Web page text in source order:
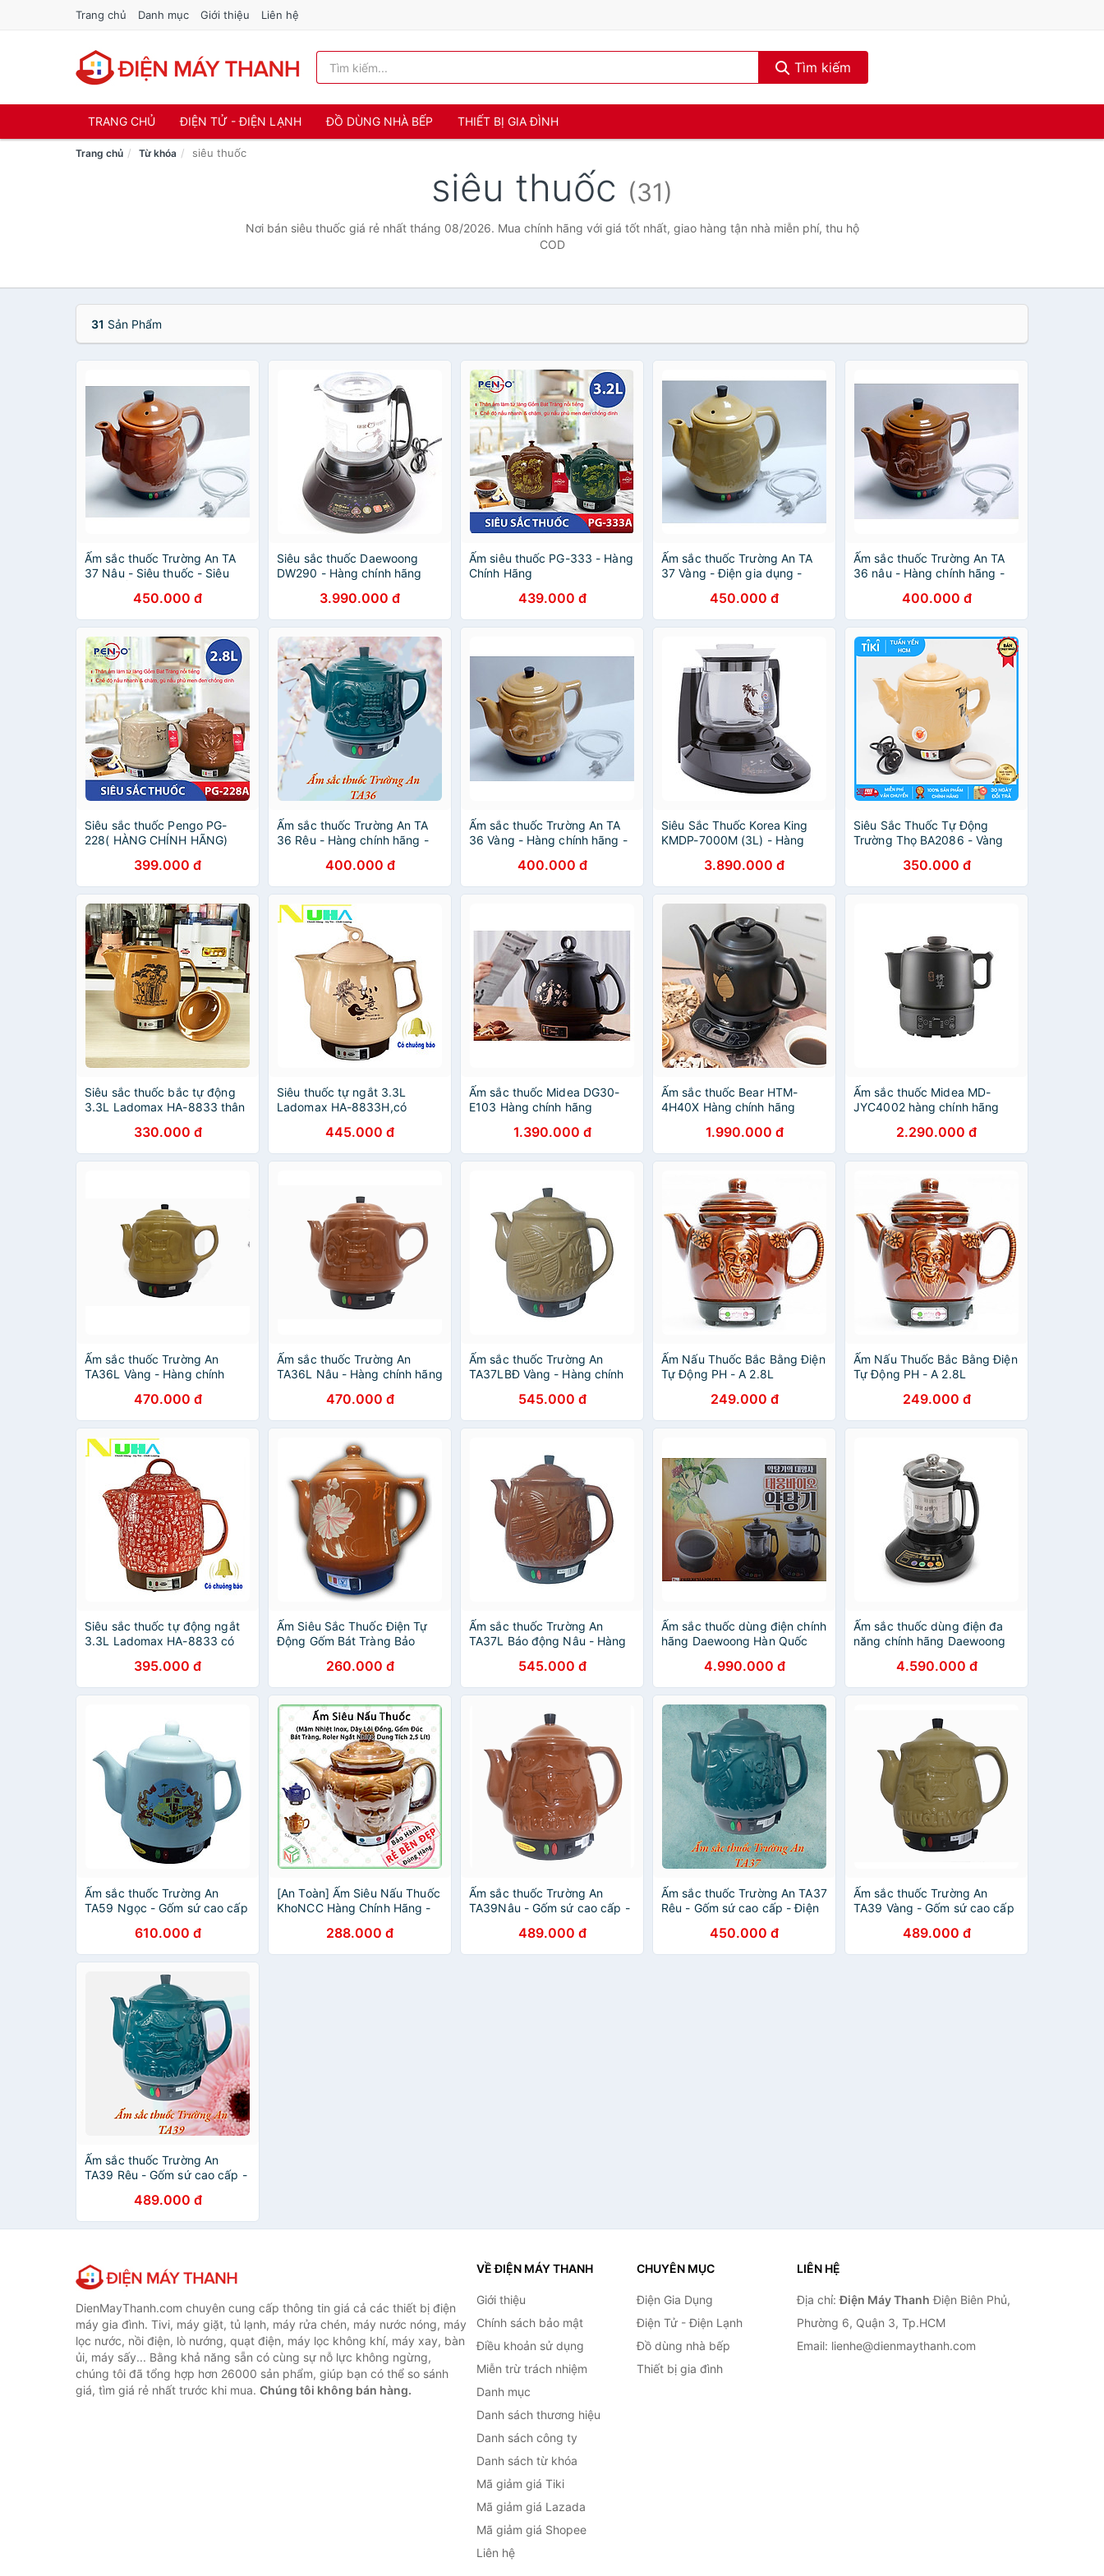
Trang chủ Danh mục Giới thiệu Liên hệ
Tìm kiếm
TRANG CHỦ ĐIỆN TỬ - ĐIỆN LẠNH ĐỒ DÙNG NHÀ BẾP THIẾT BỊ GIA ĐÌNH
Trang chủ Từ khóa siêu thuốc
siêu thuốc (31)
Nơi bán siêu thuốc giá rẻ nhất tháng 08/2026. Mua chính hãng với giá tốt nhất, giao hàng tận nhà miễn phí, thu hộ
COD
31 Sản Phẩm
Ấm sắc thuốc Trường An TA
37 Nâu - Siêu thuốc - Siêu
điện - Dụng cụ nấu thuốc -
Hàng Việt Nam chính hãng
450.000 đ
Siêu sắc thuốc Daewoong
DW290 - Hàng chính hãng
3.990.000 đ
Ấm siêu thuốc PG-333 - Hàng
Chính Hãng
439.000 đ
Ấm sắc thuốc Trường An TA
37 Vàng - Điện gia dụng -
450.000 đ
Ấm sắc thuốc Trường An TA
36 nâu - Hàng chính hãng -
dụng - Siêu thuốc - Siêu điện
- Ấm sắc thuốc bằng điện -
Dụng cụ nấu thuốc -Hàng Việt
Nam chất lượng cao
400.000 đ
Siêu sắc thuốc Pengo PG-
228( HÀNG CHÍNH HÃNG)
399.000 đ
Ấm sắc thuốc Trường An TA
36 Rêu - Hàng chính hãng -
dụng - Siêu thuốc
400.000 đ
Ấm sắc thuốc Trường An TA
36 Vàng - Hàng chính hãng -
dụng - Siêu thuốc
400.000 đ
Siêu Sắc Thuốc Korea King
KMDP-7000M (3L) - Hàng
3.890.000 đ
Siêu Sắc Thuốc Tự Động
Trường Thọ BA2086 - Vàng
350.000 đ
Siêu sắc thuốc bắc tự động
3.3L Ladomax HA-8833 thân
chính hãng330.000 đ
Siêu thuốc tự ngắt 3.3L
Ladomax HA-8833H,có
tráng men-Hàng chính hãng
445.000 đ
Ấm sắc thuốc Midea DG30-
E103 Hàng chính hãng
1.390.000 đ
Ấm sắc thuốc Bear HTM-
4H40X Hàng chính hãng
1.990.000 đ
Ấm sắc thuốc Midea MD-
JYC4002 hàng chính hãng
2.290.000 đ
Ấm sắc thuốc Trường An
TA36L Vàng - Hàng chính
470.000 đ
Ấm sắc thuốc Trường An
TA36L Nâu - Hàng chính hãng
470.000 đ
Ấm sắc thuốc Trường An
TA37LBĐ Vàng - Hàng chính
545.000 đ
Ấm Nấu Thuốc Bắc Bằng Điện
Tự Động PH - A 2.8L
249.000 đ
Ấm Nấu Thuốc Bắc Bằng Điện
Tự Động PH - A 2.8L
249.000 đ
Siêu sắc thuốc tự động ngắt
3.3L Ladomax HA-8833 có
ấm tự chuyển sang chế độ
hâm-Hàng chính hãng
395.000 đ
Ấm Siêu Sắc Thuốc Điện Tự
Động Gốm Bát Tràng Bảo
368T (5 lít) - Màu Ngẫu Nhiên
- Hàng Chính Hãng
260.000 đ
Ấm sắc thuốc Trường An
TA37L Báo động Nâu - Hàng
545.000 đ
Ấm sắc thuốc dùng điện chính
hãng Daewoong Hàn Quốc
4.990.000 đ
Ấm sắc thuốc dùng điện đa
năng chính hãng Daewoong
4.590.000 đ
Ấm sắc thuốc Trường An
TA59 Ngọc - Gốm sứ cao cấp
610.000 đ
[An Toàn] Ấm Siêu Nấu Thuốc
KhoNCC Hàng Chính Hãng -
Đúc - Rờ le Ngắt Nhiệt Tự
Động - Dung Tích 2,5 Lít -
288.000 đ
Ấm sắc thuốc Trường An
TA39Nâu - Gốm sứ cao cấp -
489.000 đ
Ấm sắc thuốc Trường An TA37
Rêu - Gốm sứ cao cấp - Điện
450.000 đ
Ấm sắc thuốc Trường An
TA39 Vàng - Gốm sứ cao cấp
489.000 đ
Ấm sắc thuốc Trường An
TA39 Rêu - Gốm sứ cao cấp -
489.000 đ
DienMayThanh.com chuyên cung cấp thông tin giá cả các thiết bị điện
máy gia đình. Tivi, máy giặt, tủ lạnh, máy rửa chén, máy nước nóng, máy
lọc nước, nồi điện, lò nướng, quạt điện, máy lọc không khí, máy xay, bàn
ủi, máy sấy... Bằng khả năng sẵn có cùng sự nỗ lực không ngừng,
chúng tôi đã tổng hợp hơn 26000 sản phẩm, giúp bạn có thể so sánh
giá, tìm giá rẻ nhất trước khi mua. Chúng tôi không bán hàng.
VỀ ĐIỆN MÁY THANH
Giới thiệu
Chính sách bảo mật
Điều khoản sử dụng
Miễn trừ trách nhiệm
Danh mục
Danh sách thương hiệu
Danh sách công ty
Danh sách từ khóa
Mã giảm giá Tiki
Mã giảm giá Lazada
Mã giảm giá Shopee
Liên hệ
CHUYÊN MỤC
Điện Gia Dụng
Điện Tử - Điện Lạnh
Đồ dùng nhà bếp
Thiết bị gia đình
LIÊN HỆ
Địa chỉ:Điện Máy Thanh Điện Biên Phủ,
Phường 6, Quận 3, Tp.HCM
Email: lienhe@dienmaythanh.com